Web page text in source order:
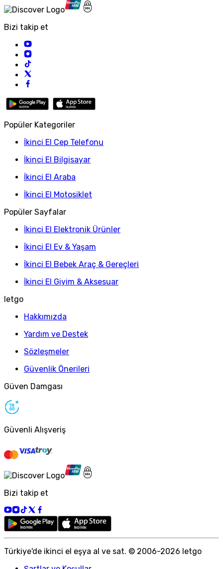
Bizi takip et
Popüler Kategoriler
İkinci El Cep Telefonu
İkinci El Bilgisayar
İkinci El Araba
İkinci El Motosiklet
Popüler Sayfalar
İkinci El Elektronik Ürünler
İkinci El Ev & Yaşam
İkinci El Bebek Araç & Gereçleri
İkinci El Giyim & Aksesuar
letgo
Hakkımızda
Yardım ve Destek
Sözleşmeler
Güvenlik Önerileri
Güven Damgası
Güvenli Alışveriş
Bizi takip et
Türkiye'de ikinci el eşya al ve sat. © 2006-2026 letgo